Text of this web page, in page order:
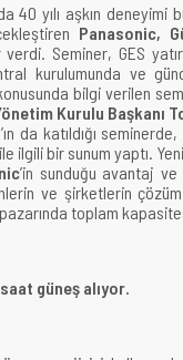
40 yılı aşkın
Panasonic,
Seminer, GES
kurulumunda ve
bilgi verilen
Kurulu Başkanı
’ın da katıldığı seminerde,
ilgili bir sunum yaptı.
’in sunduğu avantaj ve
ve şirketlerin çözüm
toplam
güneş alıyor.